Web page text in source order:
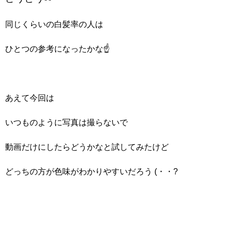
同じくらいの白髪率の人は
ひとつの参考になったかな☝
あえて今回は
いつものように写真は撮らないで
動画だけにしたらどうかなと試してみたけど
どっちの方が色味がわかりやすいだろう (・・?